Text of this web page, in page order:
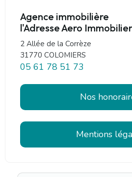
Agence immobilière
l'Adresse Aero Immobilier
2 Allée de la Corrèze
31770 COLOMIERS
05 61 78 51 73
Nos
Mentions